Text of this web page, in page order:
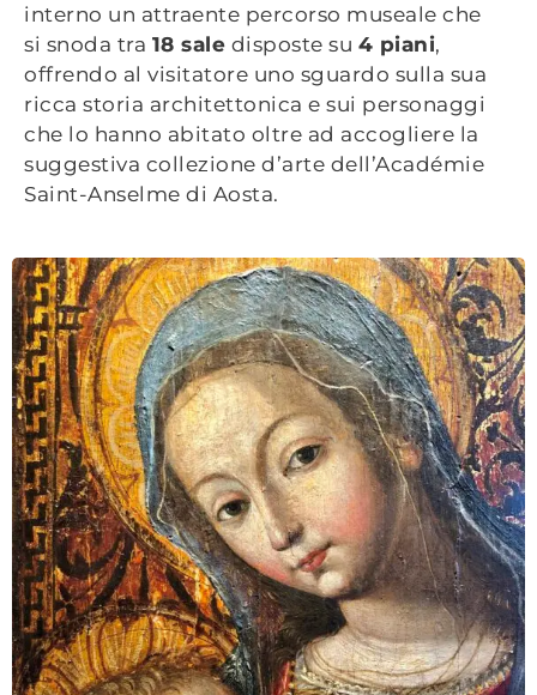
interno un attraente percorso museale che
si snoda tra 18 sale disposte su 4 piani,
offrendo al visitatore uno sguardo sulla sua
ricca storia architettonica e sui personaggi
che lo hanno abitato oltre ad accogliere la
suggestiva collezione d’arte dell’Académie
Saint-Anselme di Aosta.